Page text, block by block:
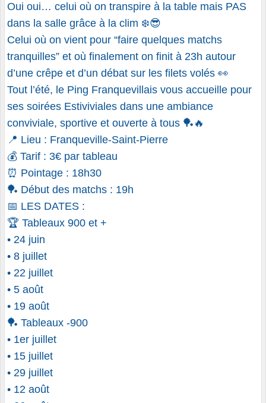
Oui oui… celui où on transpire à la table mais PAS
dans la salle grâce à la clim ❄️😎
Celui où on vient pour “faire quelques matchs
tranquilles” et où finalement on finit à 23h autour
d’une crêpe et d’un débat sur les filets volés 👀
Tout l’été, le Ping Franquevillais vous accueille pour
ses soirées Estiviviales dans une ambiance
conviviale, sportive et ouverte à tous 🏓🔥
📍 Lieu : Franqueville-Saint-Pierre
💰 Tarif : 3€ par tableau
⏰ Pointage : 18h30
🏓 Début des matchs : 19h
📅 LES DATES :
🏆 Tableaux 900 et +
• 24 juin
• 8 juillet
• 22 juillet
• 5 août
• 19 août
🏓 Tableaux -900
• 1er juillet
• 15 juillet
• 29 juillet
• 12 août